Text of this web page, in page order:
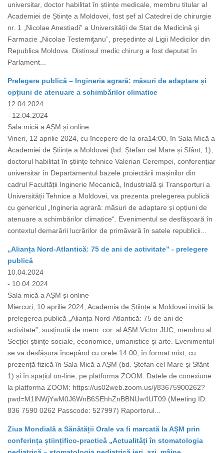
universitar, doctor habilitat în științe medicale, membru titular al
Academiei de Științe a Moldovei, fost șef al Catedrei de chirurgie
nr. 1 „Nicolae Anestiadi” a Universității de Stat de Medicină şi
Farmacie „Nicolae Testemiţanu”, președinte al Ligii Medicilor din
Republica Moldova. Distinsul medic chirurg a fost deputat în
Parlament...
Prelegere publică – Ingineria agrară: măsuri de adaptare și
opțiuni de atenuare a schimbărilor climatice
12.04.2024
- 12.04.2024
Sala mică a AȘM și online
Vineri, 12 aprilie 2024, cu începere de la ora14:00, în Sala Mică a
Academiei de Științe a Moldovei (bd. Ștefan cel Mare și Sfânt, 1),
doctorul habilitat în științe tehnice Valerian Cerempei, conferențiar
universitar în Departamentul bazele proiectării mașinilor din
cadrul Facultății Inginerie Mecanică, Industrială și Transporturi a
Universității Tehnice a Moldovei, va prezenta prelegerea publică
cu genericul „Ingineria agrară: măsuri de adaptare și opțiuni de
atenuare a schimbărilor climatice“. Evenimentul se desfășoară în
contextul demarării lucrărilor de primăvară în satele republicii...
„Alianța Nord-Atlantică: 75 de ani de activitate” - prelegere
publică
10.04.2024
- 10.04.2024
Sala mică a AȘM și online
Miercuri, 10 aprilie 2024, Academia de Științe a Moldovei invită la
prelegerea publică „Alianța Nord-Atlantică: 75 de ani de
activitate”, susținută de mem. cor. al AȘM Victor JUC, membru al
Secției științe sociale, economice, umanistice și arte. Evenimentul
se va desfășura începând cu orele 14.00, în format mixt, cu
prezență fizică în Sala Mică a AȘM (bd. Ștefan cel Mare și Sfânt
1) și în spațiul on-line, pe platforma ZOOM. Datele de conexiune
la platforma ZOOM: https://us02web.zoom.us/j/83675900262?
pwd=M1lNWjYwM0J6WnB6SEhhZnBBNUw4UT09 (Meeting ID:
836 7590 0262 Passcode: 527997) Raportorul...
Ziua Mondială a Sănătății Orale va fi marcată la AȘM prin
conferința științifico-practică „Actualități în stomatologia